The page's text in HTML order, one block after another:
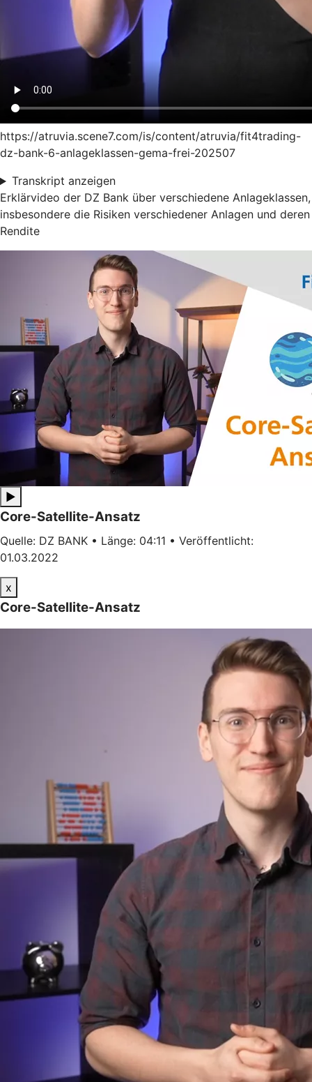
https://atruvia.scene7.com/is/content/atruvia/fit4trading-
dz-bank-6-anlageklassen-gema-frei-202507
Transkript anzeigen
Erklärvideo der DZ Bank über verschiedene Anlageklassen,
insbesondere die Risiken verschiedener Anlagen und deren
Rendite
▶
Core-Satellite-Ansatz
Quelle: DZ BANK • Länge: 04:11 • Veröffentlicht:
01.03.2022
x
Core-Satellite-Ansatz